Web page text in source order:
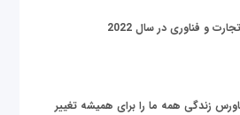
زندگی همه ما را برای همیشه تغییر